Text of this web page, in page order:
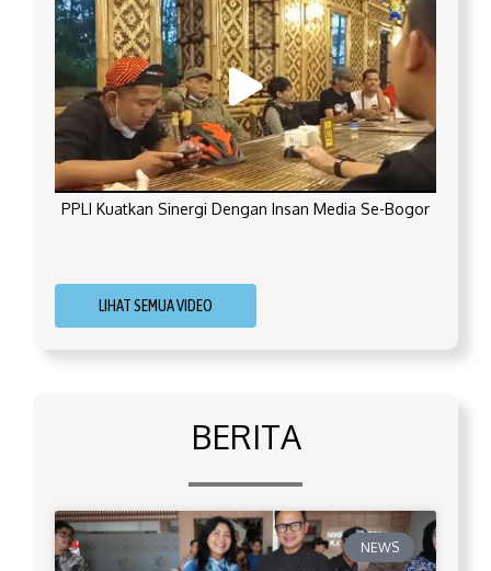
PPLI Kuatkan Sinergi Dengan Insan Media Se-Bogor
LIHAT SEMUA VIDEO
BERITA
NEWS